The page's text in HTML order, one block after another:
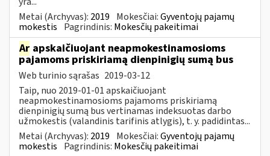
Metai (Archyvas): 2019 Mokesčiai:Gyventojų pajamų
mokestis Pagrindinis: Mokesčių pakeitimai
Ar apskaičiuojant neapmokestinamosioms
pajamoms priskiriamą dienpinigių sumą bus
Web turinio sąrašas 2019-03-12
Taip, nuo 2019-01-01 apskaičiuojant
neapmokestinamosioms pajamoms priskiriamą
dienpinigių sumą bus vertinamas indeksuotas darbo
užmokestis (valandinis tarifinis atlygis), t. y. padidintas...
Metai (Archyvas): 2019 Mokesčiai:Gyventojų pajamų
mokestis Pagrindinis: Mokesčių pakeitimai